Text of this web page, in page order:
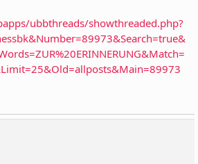
ubbthreads/showthreaded.php?